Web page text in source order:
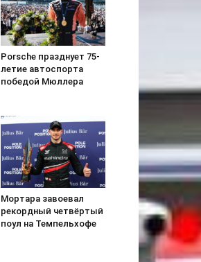
Porsche празднует 75-
летие автоспорта
победой Мюллера
Мортара завоевал
рекордный четвёртый
поул на Темпельхофе